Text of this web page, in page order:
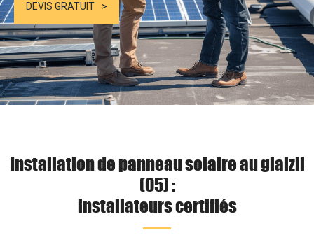
DEVIS GRATUIT
Installation de panneau solaire au glaizil
(05) :
installateurs certifiés